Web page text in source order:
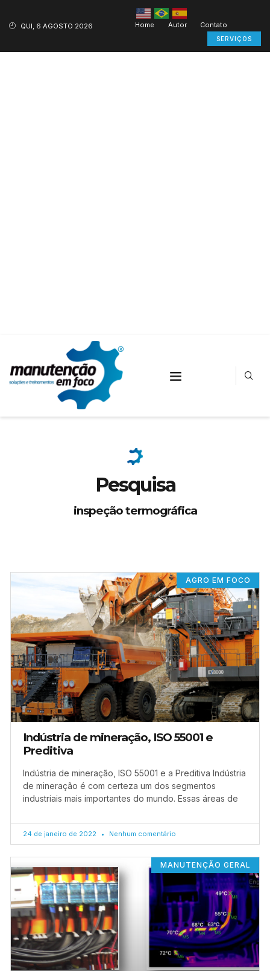
QUI, 6 AGOSTO 2026 Home Autor Contato
SERVIÇOS
Pesquisa
inspeção termográfica
AGRO EM FOCO
Indústria de mineração, ISO 55001 e
Preditiva
Indústria de mineração, ISO 55001 e a Preditiva Indústria
de mineração é com certeza um dos segmentos
industriais mais importantes do mundo. Essas áreas de
24 de janeiro de 2022 Nenhum comentário
MANUTENÇÃO GERAL